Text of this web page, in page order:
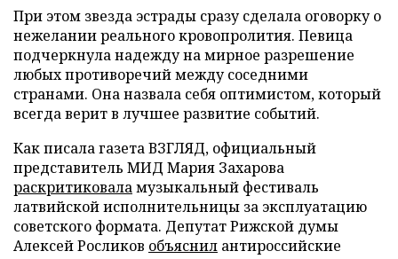
При этом звезда эстрады сразу сделала оговорку о
нежелании реального кровопролития. Певица
подчеркнула надежду на мирное разрешение
любых противоречий между соседними
странами. Она назвала себя оптимистом, который
всегда верит в лучшее развитие событий.
Как писала газета ВЗГЛЯД, официальный
представитель МИД Мария Захарова
раскритиковаламузыкальный фестиваль
латвийской исполнительницы за эксплуатацию
советского формата. Депутат Рижской думы
Алексей Росликов объяснил антироссийские